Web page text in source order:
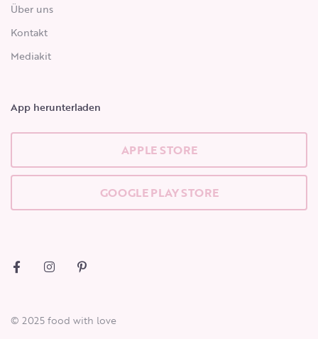
Über uns
Kontakt
Mediakit
App herunterladen
APPLE STORE
GOOGLE PLAY STORE
© 2025 food with love